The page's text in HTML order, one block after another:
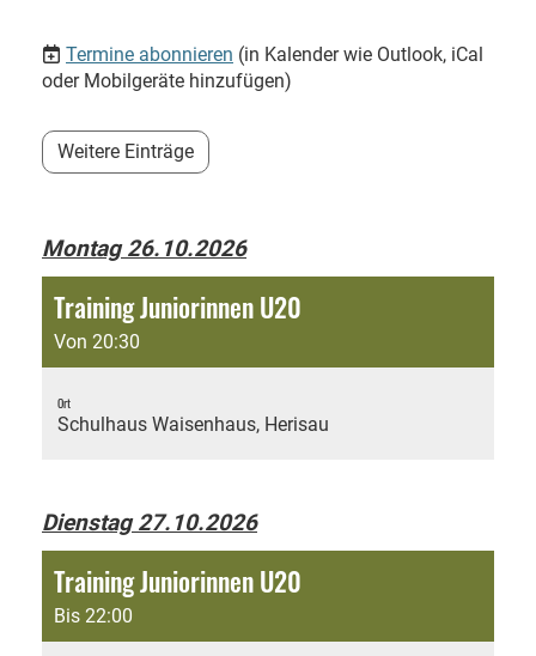
Termine abonnieren (in Kalender wie Outlook, iCal
oder Mobilgeräte hinzufügen)
Weitere Einträge
Montag 26.10.2026
Training Juniorinnen U20
Von 20:30
Ort
Schulhaus Waisenhaus, Herisau
Dienstag 27.10.2026
Training Juniorinnen U20
Bis 22:00